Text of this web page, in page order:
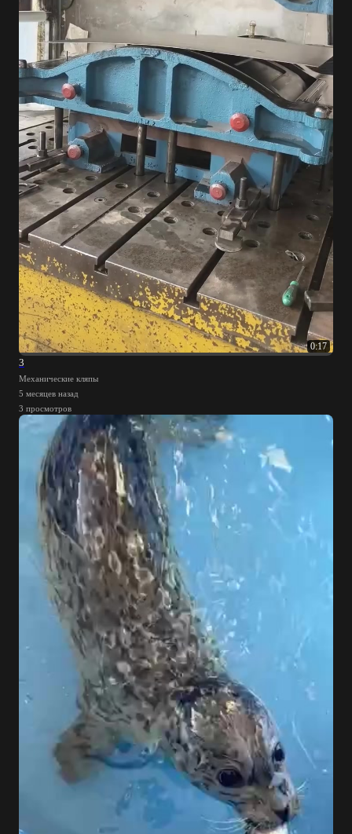
0:17
3
Механические кляпы
5 месяцев назад
3 просмотров